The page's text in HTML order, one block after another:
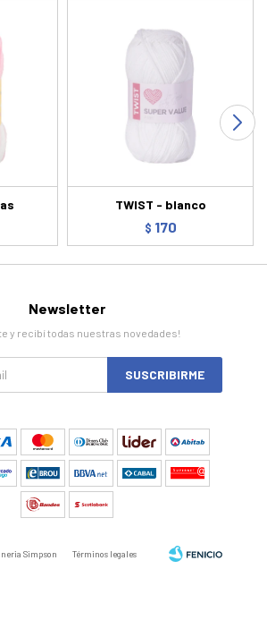
TWIST - blanco
$ 170
Newsletter
y recibí todas nuestras novedades!
SUSCRIBIRME
Simpson Términos legales